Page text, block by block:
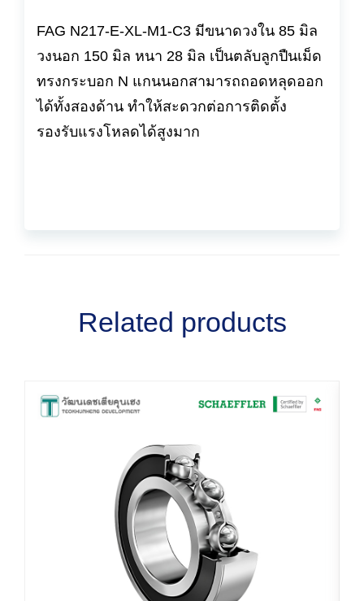
FAG N217-E-XL-M1-C3 มีขนาดวงใน 85 มิล
วงนอก 150 มิล หนา 28 มิล เป็นตลับลูกปืนเม็ด
ทรงกระบอก N แกนนอกสามารถถอดหลุดออก
ได้ทั้งสองด้าน ทำให้สะดวกต่อการติดตั้ง
รองรับแรงโหลดได้สูงมาก
Related products